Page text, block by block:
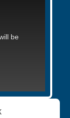
be